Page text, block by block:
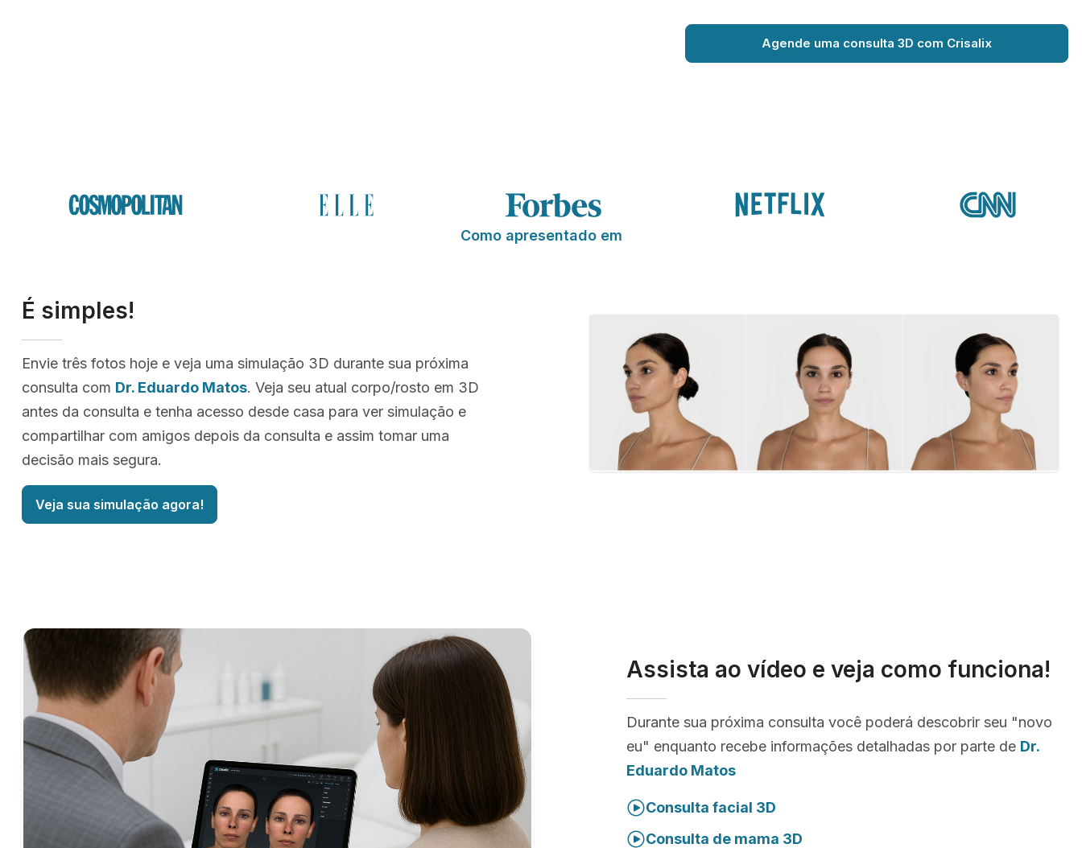
Agende uma consulta 3D com Crisalix
Como apresentado em
É simples!
Envie três fotos hoje e veja uma simulação 3D durante sua próxima
consulta com Dr. Eduardo Matos. Veja seu atual corpo/rosto em 3D
antes da consulta e tenha acesso desde casa para ver simulação e
compartilhar com amigos depois da consulta e assim tomar uma
decisão mais segura.
Veja sua simulação agora!
Assista ao vídeo e veja como funciona!
Durante sua próxima consulta você poderá descobrir seu "novo
eu" enquanto recebe informações detalhadas por parte de Dr.
Eduardo Matos
Consulta facial 3D
Consulta de mama 3D